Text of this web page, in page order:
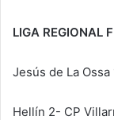
LIGA REGIONAL
Jesús de La
Hellín 2- CP